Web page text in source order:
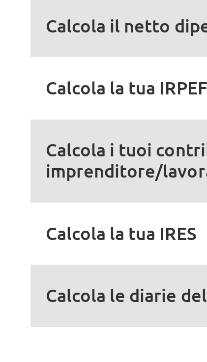
Calcola il netto
Calcola la tua IRPEF
Calcola i tuoi
imprenditore/
Calcola la tua IRES
Calcola le diarie